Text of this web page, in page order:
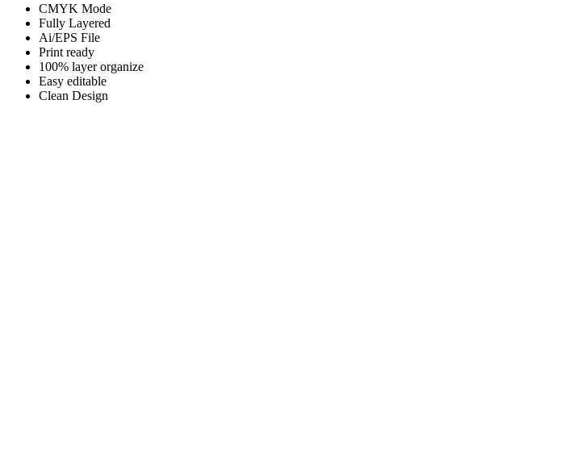
CMYK Mode
Fully Layered
Ai/EPS File
Print ready
100% layer organize
Easy editable
Clean Design